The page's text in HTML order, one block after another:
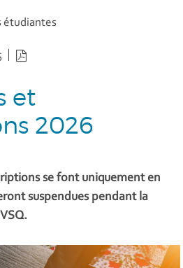
étudiantes
et
2026
se font uniquement en
suspendues pendant la